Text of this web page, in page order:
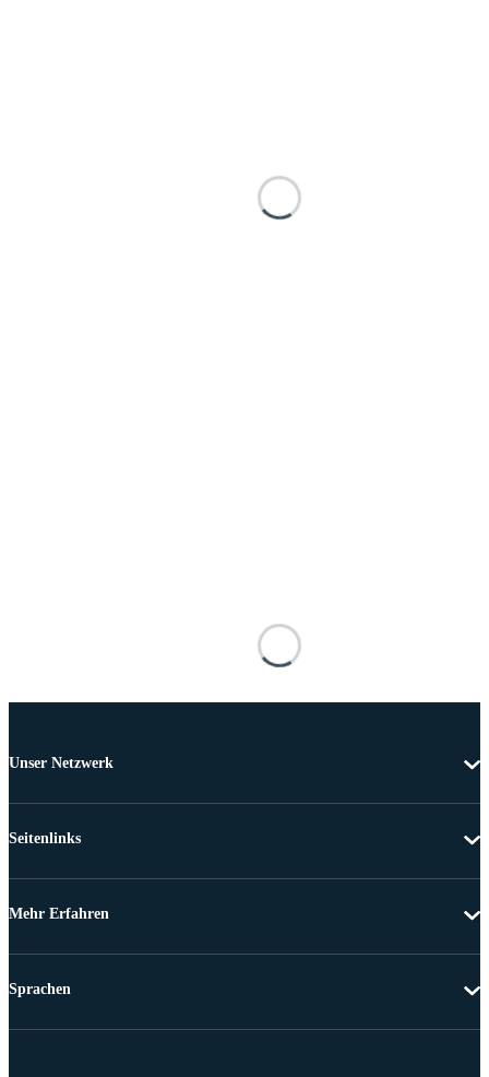
Unser Netzwerk
Seitenlinks
Mehr Erfahren
Sprachen